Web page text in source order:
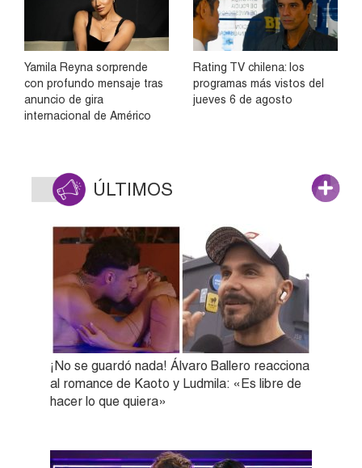
Yamila Reyna sorprende
con profundo mensaje tras
anuncio de gira
internacional de Américo
Rating TV chilena: los
programas más vistos del
jueves 6 de agosto
ÚLTIMOS
¡No se guardó nada! Álvaro Ballero reacciona
al romance de Kaoto y Ludmila: «Es libre de
hacer lo que quiera»